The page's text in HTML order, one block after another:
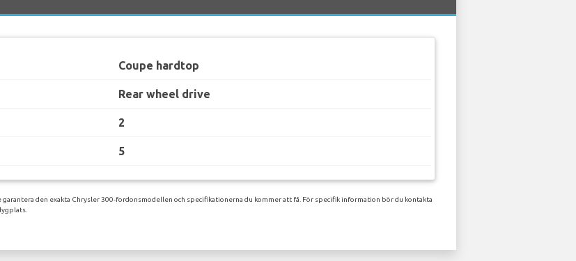
Coupe hardtop
Rear wheel drive
2
5
den exakta Chrysler 300-fordonsmodellen och specifikationerna du kommer att få. För specifik information bör du kontakta